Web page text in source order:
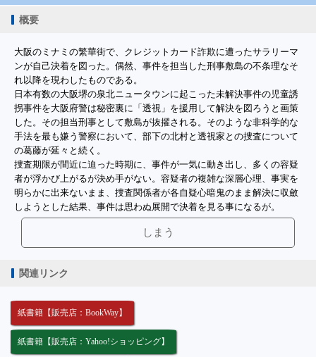
概要
大阪のミナミの繁華街で、クレジットカード詐欺に遭ったサラリーマ
ンが自己決着を図った。偶然、事件を担当した刑事敷島の不条理なそ
れ以降を現わしたものである。
日本有数の大阪堺の泉北ニュータウンに起こった未解決事件の児童誘
拐事件を大阪府警は秘密裏に「透視」を援用して解決を図ろうと画策
した。その担当刑事として敷島が抜擢される。そのような非科学的な
手法を最も嫌う警察において、部下の北村と透視家との捜査について
の葛藤が延々と続く。
捜査期限が間近に迫った時期に、事件が一気に動き出し、多くの容疑
者が浮かび上がるが決め手がない。容疑者の複雑な深層心理、事実を
明らかに出来ないまま、捜査関係者が各自疑心暗鬼のまま解決に収斂
しようとした結果、事件は思わぬ展開で決着を見る事になるが。
しまう
関連リンク
紙書籍【販売店：BookWay】
紙書籍【販売店：Yahoo!ショッピング】